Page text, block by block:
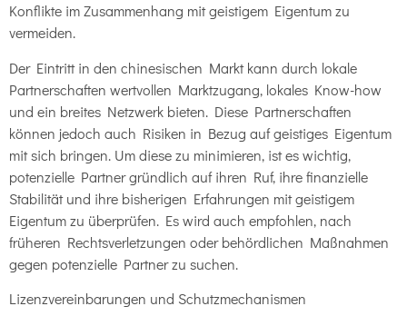
Konflikte im Zusammenhang mit geistigem Eigentum zu
vermeiden.
Der Eintritt in den chinesischen Markt kann durch lokale
Partnerschaften wertvollen Marktzugang, lokales Know-how
und ein breites Netzwerk bieten. Diese Partnerschaften
können jedoch auch Risiken in Bezug auf geistiges Eigentum
mit sich bringen. Um diese zu minimieren, ist es wichtig,
potenzielle Partner gründlich auf ihren Ruf, ihre finanzielle
Stabilität und ihre bisherigen Erfahrungen mit geistigem
Eigentum zu überprüfen. Es wird auch empfohlen, nach
früheren Rechtsverletzungen oder behördlichen Maßnahmen
gegen potenzielle Partner zu suchen.
Lizenzvereinbarungen und Schutzmechanismen